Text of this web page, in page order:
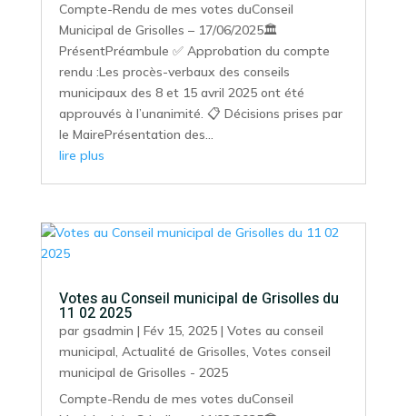
Compte-Rendu de mes votes duConseil
Municipal de Grisolles – 17/06/2025🏛️
PrésentPréambule ✅ Approbation du compte
rendu :Les procès-verbaux des conseils
municipaux des 8 et 15 avril 2025 ont été
approuvés à l’unanimité. 📋 Décisions prises par
le MairePrésentation des...
lire plus
Votes au Conseil municipal de Grisolles du
11 02 2025
par gsadmin | Fév 15, 2025| Votes au conseil
municipal, Actualité de Grisolles, Votes conseil
municipal de Grisolles - 2025
Compte-Rendu de mes votes duConseil